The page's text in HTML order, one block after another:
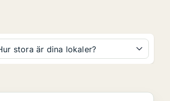
stora är dina lokaler?